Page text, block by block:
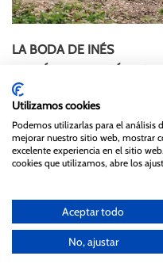
LA BODA DE INÉS
FERNÁNDEZ DE CÓRDOBA
Utilizamos cookies
Podemos utilizarlas para el análisis
mejorar nuestro sitio web, mostrar
excelente experiencia en el sitio
cookies que utilizamos, abre los
Aceptar todo
No, ajustar